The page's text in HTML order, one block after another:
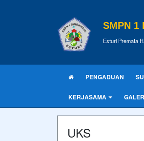
SMPN 1
Esturi Premata
PENGADUAN
KERJASAMA
UKS